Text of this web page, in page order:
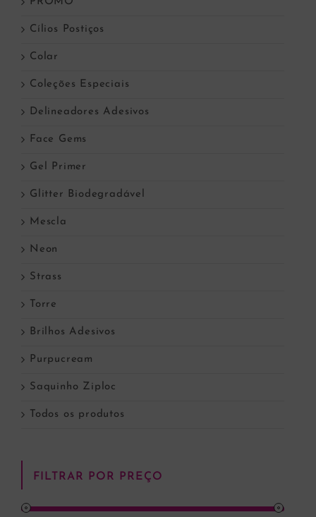
Cílios Postiços
Colar
Coleções Especiais
Delineadores Adesivos
Face Gems
Gel Primer
Glitter Biodegradável
Mescla
Neon
Strass
Torre
Brilhos Adesivos
Purpucream
Saquinho Ziploc
Todos os produtos
FILTRAR POR PREÇO